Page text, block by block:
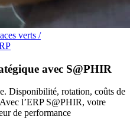
verts /
avec S@PHIR
Disponibilité, rotation, coûts de
l’ERP S@PHIR, votre
de performance